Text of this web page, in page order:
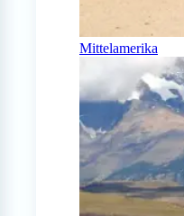
Mittelamerika